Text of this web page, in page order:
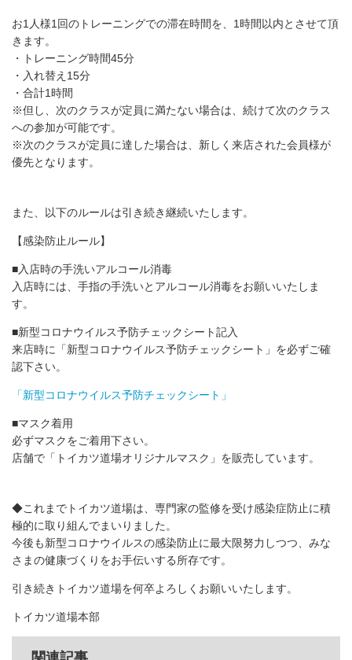
お1人様1回のトレーニングでの滞在時間を、1時間以内とさせて頂
きます。
・トレーニング時間45分
・入れ替え15分
・合計1時間
※但し、次のクラスが定員に満たない場合は、続けて次のクラス
への参加が可能です。
※次のクラスが定員に達した場合は、新しく来店された会員様が
優先となります。
また、以下のルールは引き続き継続いたします。
【感染防止ルール】
■入店時の手洗いアルコール消毒
入店時には、手指の手洗いとアルコール消毒をお願いいたしま
す。
■新型コロナウイルス予防チェックシート記入
来店時に「新型コロナウイルス予防チェックシート」を必ずご確
認下さい。
「新型コロナウイルス予防チェックシート」
■マスク着用
必ずマスクをご着用下さい。
店舗で「トイカツ道場オリジナルマスク」を販売しています。
◆これまでトイカツ道場は、専門家の監修を受け感染症防止に積
極的に取り組んでまいりました。
今後も新型コロナウイルスの感染防止に最大限努力しつつ、みな
さまの健康づくりをお手伝いする所存です。
引き続きトイカツ道場を何卒よろしくお願いいたします。
トイカツ道場本部